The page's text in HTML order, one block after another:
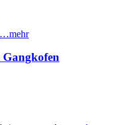
…mehr
Gangkofen